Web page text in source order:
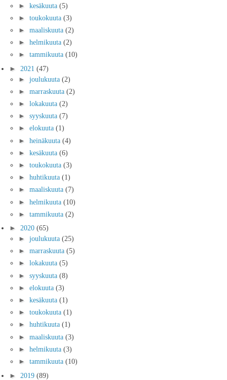
► kesäkuuta (5)
► toukokuuta (3)
► maaliskuuta (2)
► helmikuuta (2)
► tammikuuta (10)
► 2021 (47)
► joulukuuta (2)
► marraskuuta (2)
► lokakuuta (2)
► syyskuuta (7)
► elokuuta (1)
► heinäkuuta (4)
► kesäkuuta (6)
► toukokuuta (3)
► huhtikuuta (1)
► maaliskuuta (7)
► helmikuuta (10)
► tammikuuta (2)
► 2020 (65)
► joulukuuta (25)
► marraskuuta (5)
► lokakuuta (5)
► syyskuuta (8)
► elokuuta (3)
► kesäkuuta (1)
► toukokuuta (1)
► huhtikuuta (1)
► maaliskuuta (3)
► helmikuuta (3)
► tammikuuta (10)
► 2019 (89)